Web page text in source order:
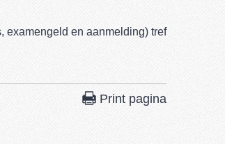
examengeld en aanmelding) tref
Print pagina